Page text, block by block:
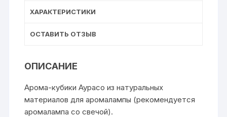
ХАРАКТЕРИСТИКИ
ОСТАВИТЬ ОТЗЫВ
ОПИСАНИЕ
Арома-кубики Аурасо из натуральных
материалов для аромалампы (рекомендуется
аромалампа со свечой).